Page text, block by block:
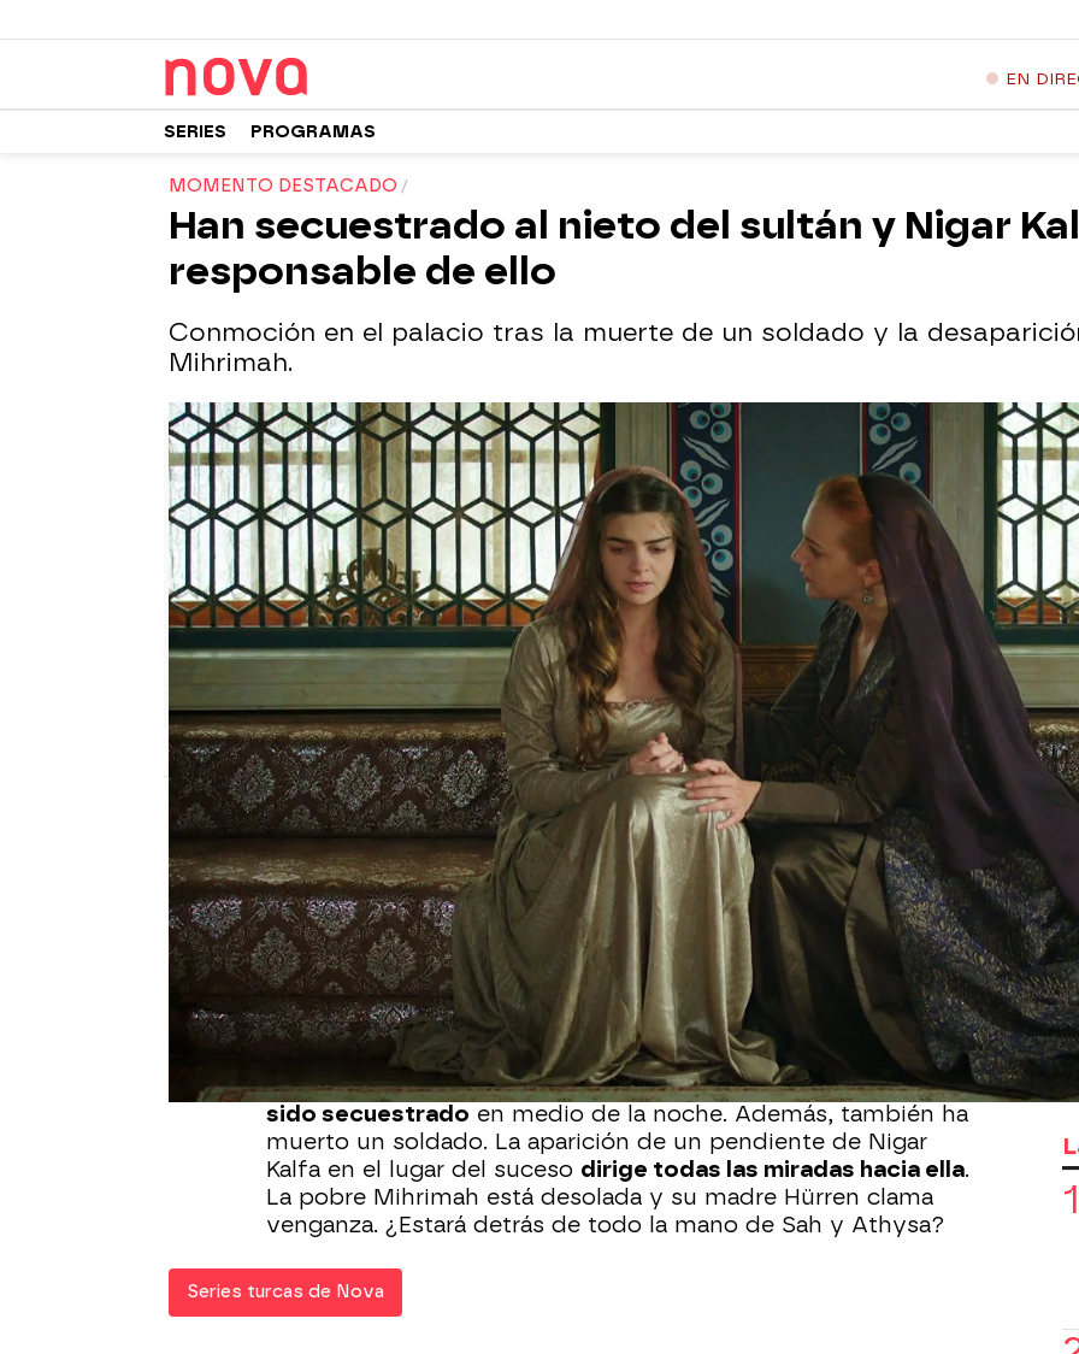
EN
SERIES PROGRAMAS
MOMENTO DESTACADO
Han secuestrado al nieto del sultán y Nigar
responsable de ello
Conmoción en el palacio tras la muerte de un soldado y la
Mihrimah.
Nova
Publicado:22 de febrero de 2023, 23:04
WhatsappFacebook
Nigar Kalfa regresó hace un tiempo al palacio desde su exilio
porque aseguraba que no podía vivir en otro lugar. Nadie le dio
importancia a su regreso y sólo o conocían algunos en el
palacio, entre ellos Sah y Athysa.Ahora todo el mundo ha
descubierto con asombro sus verdaderos motivos.
El hijo recién nacido de Mihrimah y nieto del sultán Solimán ha
sido secuestrado en medio de la noche. Además, también ha
muerto un soldado. La aparición de un pendiente de Nigar
Kalfa en el lugar del suceso dirige todas las miradas hacia ella.
La pobre Mihrimah está desolada y su madre Hürren clama
venganza. ¿Estará detrás de todo la mano de Sah y Athysa?
Series turcas de Nova